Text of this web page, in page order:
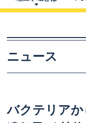
ニュース
バクテリアか